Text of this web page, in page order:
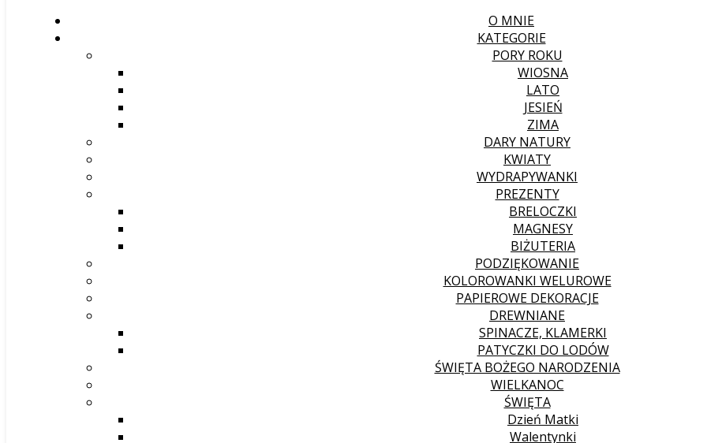
O MNIE
KATEGORIE
PORY ROKU
WIOSNA
LATO
JESIEŃ
ZIMA
DARY NATURY
KWIATY
WYDRAPYWANKI
PREZENTY
BRELOCZKI
MAGNESY
BIŻUTERIA
PODZIĘKOWANIE
KOLOROWANKI WELUROWE
PAPIEROWE DEKORACJE
DREWNIANE
SPINACZE, KLAMERKI
PATYCZKI DO LODÓW
ŚWIĘTA BOŻEGO NARODZENIA
WIELKANOC
ŚWIĘTA
Dzień Matki
Walentynki